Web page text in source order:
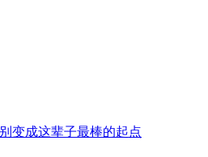
变成这辈子最棒的起点